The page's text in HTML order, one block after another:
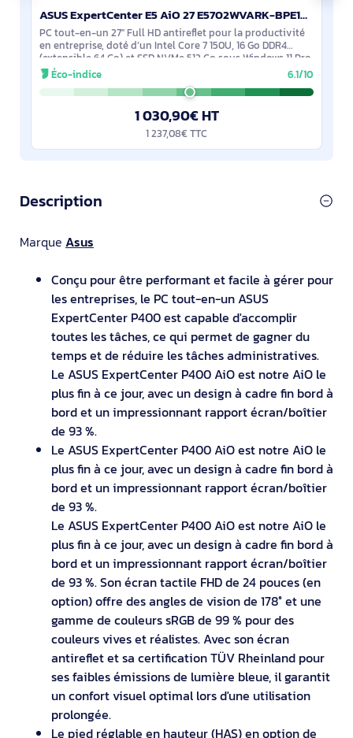
ASUS ExpertCenter E5 AiO 27 E5702WVARK-BPE102X Intel Core 7 150U 68,6 cm (27") 1920 x 1080 pixels PC - 90PT03N1-M01Z10
PC tout-en-un 27'' Full HD antireflet pour la productivité
en entreprise, doté d’un Intel Core 7 150U, 16 Go DDR4
(extensible 64 Go) et SSD NVMe 512 Go sous Windows 11 Pro.
Connectique complète avec
Éco-indice 6.1/10
1 030,90€ HT
1 237,08€ TTC
Description
Marque Asus
Conçu pour être performant et facile à gérer pour
les entreprises, le PC tout-en-un ASUS
ExpertCenter P400 est capable d'accomplir
toutes les tâches, ce qui permet de gagner du
temps et de réduire les tâches administratives.
Le ASUS ExpertCenter P400 AiO est notre AiO le
plus fin à ce jour, avec un design à cadre fin bord à
bord et un impressionnant rapport écran/boîtier
de 93 %.
Le ASUS ExpertCenter P400 AiO est notre AiO le
plus fin à ce jour, avec un design à cadre fin bord à
bord et un impressionnant rapport écran/boîtier
de 93 %.
Le ASUS ExpertCenter P400 AiO est notre AiO le
plus fin à ce jour, avec un design à cadre fin bord à
bord et un impressionnant rapport écran/boîtier
de 93 %. Son écran tactile FHD de 24 pouces (en
option) offre des angles de vision de 178° et une
gamme de couleurs sRGB de 99 % pour des
couleurs vives et réalistes. Avec son écran
antireflet et sa certification TÜV Rheinland pour
ses faibles émissions de lumière bleue, il garantit
un confort visuel optimal lors d'une utilisation
prolongée.
Le pied réglable en hauteur (HAS) en option de